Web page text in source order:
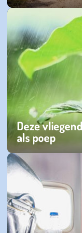
woensdag 24 juni
Deze
als poep
zondag 16 november